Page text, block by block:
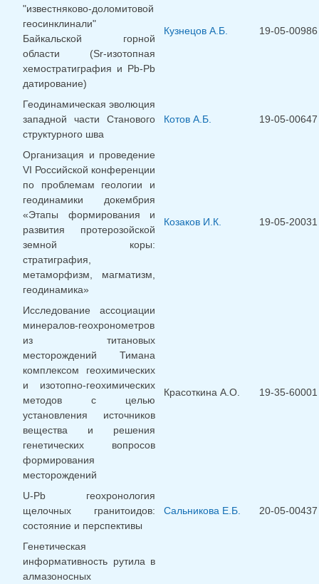
"известняково-доломитовой
геосинклинали"
Байкальской горной
области (Sr-изотопная
хемостратиграфия и Pb-Pb
датирование)
Кузнецов А.Б. 19-05-00986
Геодинамическая эволюция
западной части Станового
структурного шва
Котов А.Б. 19-05-00647
Организация и проведение
VI Российской конференции
по проблемам геологии и
геодинамики докембрия
«Этапы формирования и
развития протерозойской
земной коры:
стратиграфия,
метаморфизм, магматизм,
геодинамика»
Козаков И.К. 19-05-20031
Исследование ассоциации
минералов-геохронометров
из титановых
месторождений Тимана
комплексом геохимических
и изотопно-геохимических
методов с целью
установления источников
вещества и решения
генетических вопросов
формирования
месторождений
Красоткина А.О. 19-35-60001
U-Pb геохронология
щелочных гранитоидов:
состояние и перспективы
Сальникова Е.Б. 20-05-00437
Генетическая
информативность рутила в
алмазоносных